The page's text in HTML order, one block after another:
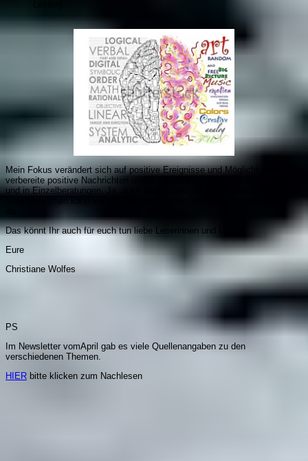
Mein Fokus verändert sich auf positive Ereignisse und Möglichkeiten. ich
verbereite positive Nachrichten und unterrichte Kinesiologie in Gruppen
und in Einzelberatungen. Ja, auch mein Leben ist sehr verändert und viele
Das könnt Ihr auch für euch tun liebe Leserinnen und Leser!.
Eure
Christiane Wolfes
PS
Im Newsletter vomApril gab es viele Quellenangaben zu den
verschiedenen Themen.
HIER bitte klicken zum Nachlesen